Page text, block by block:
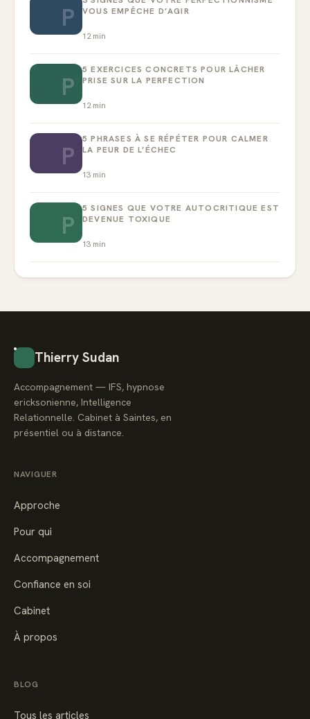
P
VOUS EMPÊCHE D’AGIR
12min
P
5 EXERCICES CONCRETS POUR LÂCHER
PRISE SUR LA PERFECTION
12min
P
5 PHRASES À SE RÉPÉTER POUR CALMER
LA PEUR DE L’ÉCHEC
13 min
P
5 SIGNES QUE VOTRE AUTOCRITIQUE EST
DEVENUE TOXIQUE
13 min
Thierry Sudan
Accompagnement — IFS, hypnose
ericksonienne, Intelligence
Relationnelle. Cabinet à Saintes, en
présentiel ou à distance.
NAVIGUER
Approche
Pour qui
Accompagnement
Confiance en soi
Cabinet
À propos
BLOG
Tous les articles